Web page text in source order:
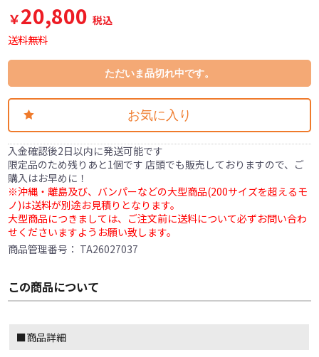
￥20,800 税込
送料無料
ただいま品切れ中です。
お気に入り
入金確認後2日以内に発送可能です
限定品のため残りあと1個です 店頭でも販売しておりますので、ご
購入はお早めに！
※沖縄・離島及び、バンパーなどの大型商品(200サイズを超えるモ
ノ)は送料が別途お見積りとなります。
大型商品につきましては、ご注文前に送料について必ずお問い合わ
せくださいますようお願い致します。
商品管理番号： TA26027037
この商品について
■商品詳細